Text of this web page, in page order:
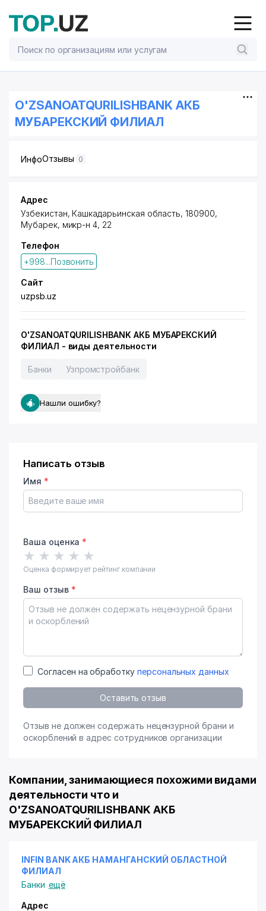
O'ZSANOATQURILISHBANK АКБ
МУБАРЕКСКИЙ ФИЛИАЛ
ИнфоОтзывы 0
Адрес
Узбекистан, Кашкадарьинская область, 180900,
Мубарек, микр-н 4, 22
Телефон
+998...Позвонить
Сайт
uzpsb.uz
O'ZSANOATQURILISHBANK АКБ МУБАРЕКСКИЙ
ФИЛИАЛ - виды деятельности
Банки Узпромстройбанк
Нашли ошибку?
Написать отзыв
Имя *
Ваша оценка *
★ ★ ★ ★ ★
Оценка формирует рейтинг компании
Ваш отзыв *
Согласен на обработку персональных данных
Оставить отзыв
Отзыв не должен содержать нецензурной брани и
оскорблений в адрес сотрудников организации
Компании, занимающиеся похожими видами
деятельности что и
O'ZSANOATQURILISHBANK АКБ
МУБАРЕКСКИЙ ФИЛИАЛ
INFIN BANK АКБ НАМАНГАНСКИЙ ОБЛАСТНОЙ
ФИЛИАЛ
Банки ещё
Адрес